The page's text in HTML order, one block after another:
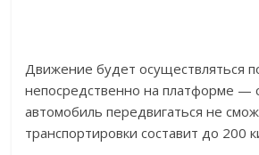
Движение будет осуществляться
непосредственно на платформе —
автомобиль передвигаться не
транспортировки составит до 200